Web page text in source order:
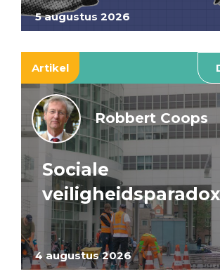
5 augustus 2026
Artikel
4 augustus 2026
Robbert Coops
Sociale
veiligheidsparadox